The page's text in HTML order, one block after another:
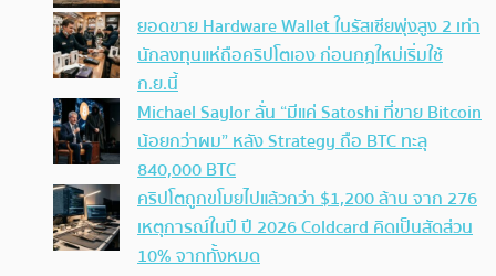
ยอดขาย Hardware Wallet ในรัสเซียพุ่งสูง 2 เท่า
นักลงทุนแห่ถือคริปโตเอง ก่อนกฎใหม่เริ่มใช้
ก.ย.นี้
Michael Saylor ลั่น “มีแค่ Satoshi ที่ขาย Bitcoin
น้อยกว่าผม” หลัง Strategy ถือ BTC ทะลุ
840,000 BTC
คริปโตถูกขโมยไปแล้วกว่า $1,200 ล้าน จาก 276
เหตุการณ์ในปี ปี 2026 Coldcard คิดเป็นสัดส่วน
10% จากทั้งหมด